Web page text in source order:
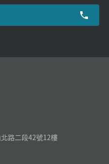
路二段42號12樓